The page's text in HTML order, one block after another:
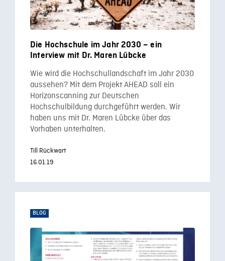
Die Hochschule im Jahr 2030 – ein
Interview mit Dr. Maren Lübcke
Wie wird die Hochschullandschaft im Jahr 2030
aussehen? Mit dem Projekt AHEAD soll ein
Horizonscanning zur Deutschen
Hochschulbildung durchgeführt werden. Wir
haben uns mit Dr. Maren Lübcke über das
Vorhaben unterhalten.
Till Rückwart
16.01.19
BLOG